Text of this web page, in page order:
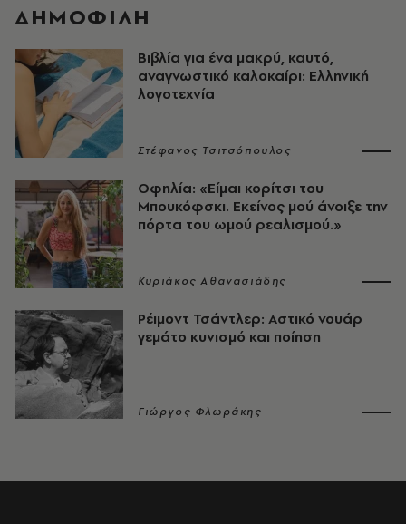
ΔΗΜΟΦΙΛΗ
Βιβλία για ένα μακρύ, καυτό,
αναγνωστικό καλοκαίρι: Ελληνική
λογοτεχνία
Στέφανος Τσιτσόπουλος
Οφηλία: «Είμαι κορίτσι του
Μπουκόφσκι. Εκείνος μού άνοιξε την
πόρτα του ωμού ρεαλισμού.»
Κυριάκος Αθανασιάδης
Ρέιμοντ Τσάντλερ: Αστικό νουάρ
γεμάτο κυνισμό και ποίηση
Γιώργος Φλωράκης